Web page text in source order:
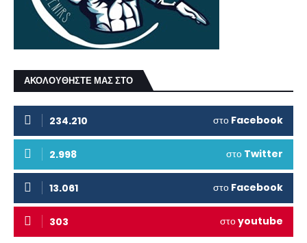
ΑΚΟΛΟΥΘΗΣΤΕ ΜΑΣ ΣΤΟ
234.210 στο Facebook
2.998 στο Twitter
13.061 στο Facebook
303 στοyoutube